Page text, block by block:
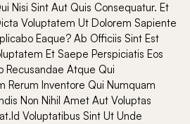
Nisi Sint Aut Quis Consequatur. Et
Voluptatem Ut Dolorem Sapiente
Eaque? Ab Officiis Sint Est
Et Saepe Perspiciatis Eos
Recusandae Atque Qui
Rerum Inventore Qui Numquam
Non Nihil Amet Aut Voluptas
Voluptatibus Sint Ut Unde